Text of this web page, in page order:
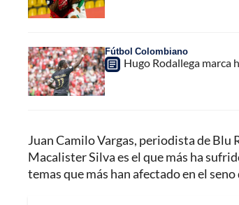
Fútbol Colombiano
Hugo Rodallega marca
Juan Camilo Vargas, periodista de Blu
Macalister Silva es el que más ha
temas que más han afectado en el